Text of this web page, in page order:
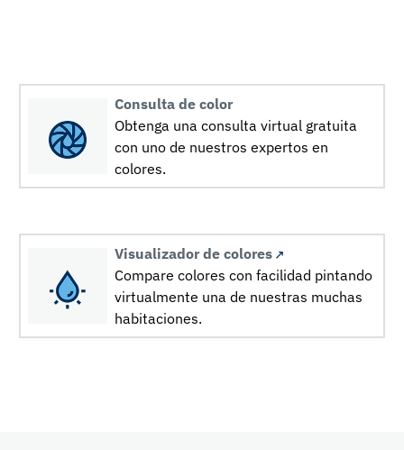
Consulta de color
Obtenga una consulta virtual gratuita
con uno de nuestros expertos en
colores.
Visualizador de colores
Compare colores con facilidad pintando
virtualmente una de nuestras muchas
habitaciones.